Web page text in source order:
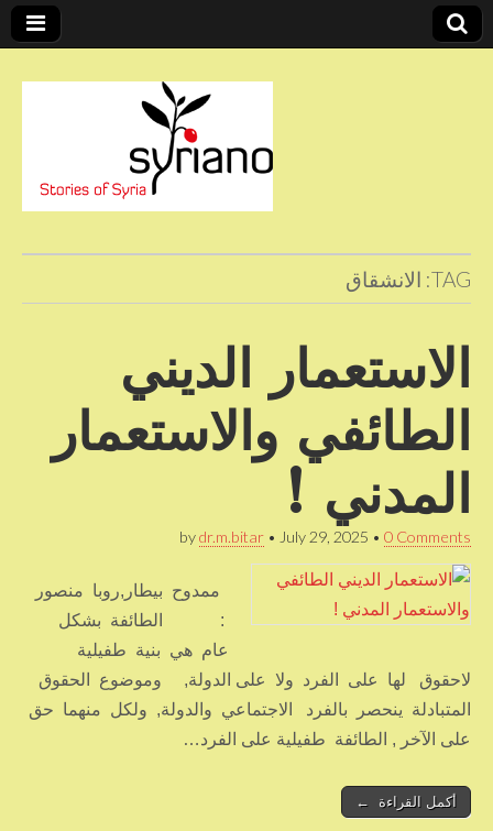
TAG: الانشقاق
الاستعمار الديني
الطائفي والاستعمار
المدني !
bydr.m.bitar • July 29, 2025 • 0 Comments
ممدوح بيطار,روبا منصور
: الطائفة بشكل
عام هي بنية طفيلية
لاحقوق لها على الفرد ولا على الدولة, وموضوع الحقوق
المتبادلة ينحصر بالفرد الاجتماعي والدولة, ولكل منهما حق
على الآخر , الطائفة طفيلية على الفرد…
أكمل القراءة ←